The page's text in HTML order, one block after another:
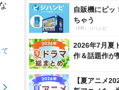
自販機にピッ
ちゃう
（PR）ジハンピ
2026年7月夏
作＆話題作が
【夏アニメ